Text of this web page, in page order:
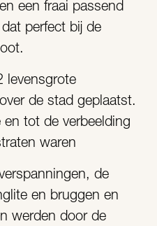
een fraai passend
perfect bij de
levensgrote
de stad geplaatst.
tot de verbeelding
waren
de
en bruggen en
werden door de